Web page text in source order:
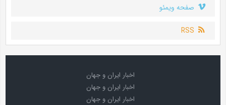
صفحه ویمئو
RSS
اخبار ایران و جهان
اخبار ایران و جهان
اخبار ایران و جهان